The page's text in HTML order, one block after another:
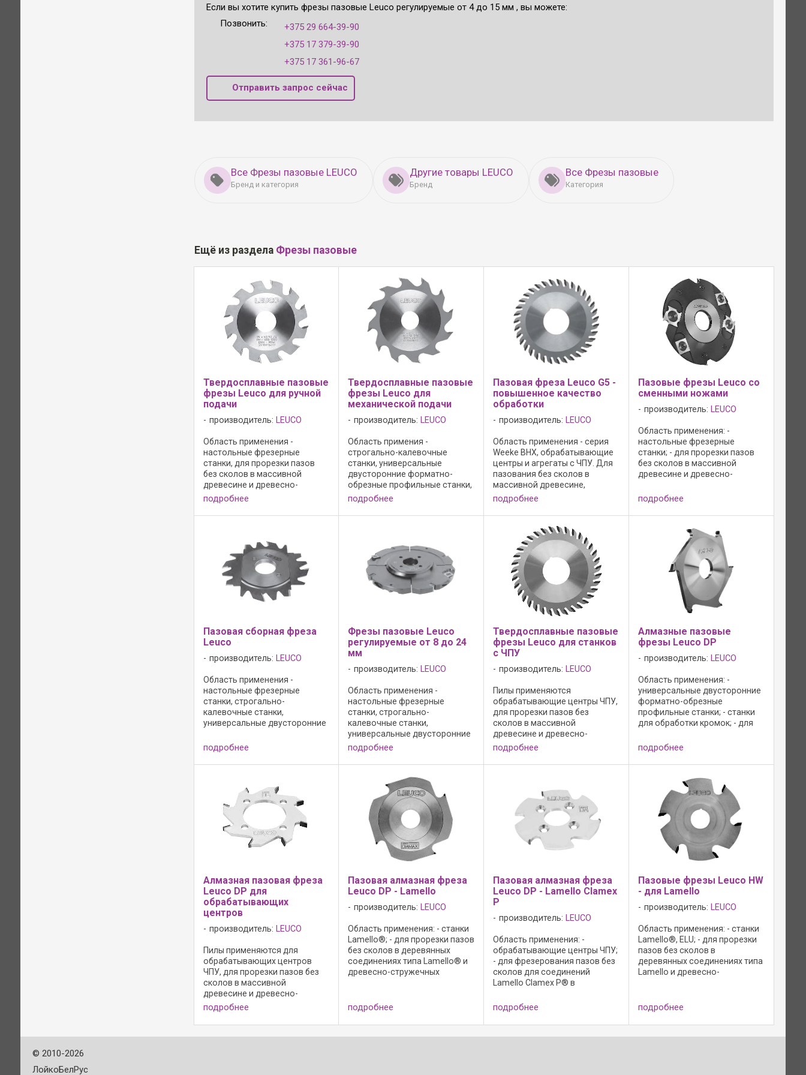
Если вы хотите купить фрезы пазовые Leuco регулируемые от 4 до 15 мм , вы можете:
Позвонить:
+375 29 664-39-90
+375 17 379-39-90
+375 17 361-96-67
Отправить запрос сейчас
Все Фрезы пазовые LEUCO
Бренд и категория
Другие товары LEUCO
Бренд
Все Фрезы пазовые
Категория
Ещё из раздела Фрезы пазовые
Твердосплавные пазовые
фрезы Leuco для ручной
подачи
производитель: LEUCO
Область применения -
настольные фрезерные
станки, для прорезки пазов
без сколов в массивной
древесине и древесно-
стружечных материалах: -
применение в
противовращении вдоль
попутном вращении только с ...
подробнее
Твердосплавные пазовые
фрезы Leuco для
механической подачи
производитель: LEUCO
Область примения -
строгально-калевочные
станки, универсальные
двусторонние форматно-
обрезные профильные станки,
для прорезки пазов без
сколов в массивной
древесине и древесно-
ширины пазов ...
подробнее
Пазовая фреза Leuco G5 -
повышенное качество
обработки
производитель: LEUCO
Область применения - серия
Weeke BHX, обрабатывающие
центры и агрегаты с ЧПУ. Для
пазования без сколов в
массивной древесине,
необлицованном и
шпонированном ДСП и
пластике. Форма зуба: "G5",
режущий материал: HW HL
Board 03 Преимущество: - ...
подробнее
Пазовые фрезы Leuco со
сменными ножами
производитель: LEUCO
Область применения: -
настольные фрезерные
станки; - для прорезки пазов
без сколов в массивной
древесине и древесно-
Режимы работы: - n = 6 500 - 11
000 мин-1; - применение в
противовращении вдоль и
подробнее
Пазовая сборная фреза
Leuco
производитель: LEUCO
Область применения -
настольные фрезерные
станки, строгально-
калевочные станки,
универсальные двусторонние
профильные станки. Для
прорезки пазов без сколов в
массивной древесине и
материалах. Применение
вдоль и ...
подробнее
Фрезы пазовые Leuco
регулируемые от 8 до 24
мм
производитель: LEUCO
Область применения -
настольные фрезерные
станки, строгально-
калевочные станки,
универсальные двусторонние
форматно-обрезные
профильные станки. Для
прорезки пазов без сколов в
массивной древесине и
древесно-стружечных
материалах. - применение в ...
подробнее
Твердосплавные пазовые
фрезы Leuco для станков
с ЧПУ
производитель: LEUCO
Пилы применяются
обрабатывающие центры ЧПУ,
для прорезки пазов без
сколов в массивной
древесине и древесно-
стружечных материалах.
Конструкция фрез: -
положительный передний
дополнительные отверстия с
раззенковкой; - форма ...
подробнее
Алмазные пазовые
фрезы Leuco DP
производитель: LEUCO
Область применения: -
универсальные двусторонние
форматно-обрезные
профильные станки; - станки
для обработки кромок; - для
массивной древесине и
древесно-стружечных
материалах; Исполнение: -
зона заточки 3,5 мм; - форма ...
подробнее
Алмазная пазовая фреза
Leuco DP для
обрабатывающих
центров
производитель: LEUCO
Пилы применяются для
обрабатывающих центров
ЧПУ, для прорезки пазов без
сколов в массивной
древесине и древесно-
стружечных материалах.
Положительный передний
угол, без осевого угла,
дополнительные отверстия с
подробнее
Пазовая алмазная фреза
Leuco DP - Lamello
производитель: LEUCO
Область применения: - станки
Lamello®; - для прорезки пазов
без сколов в деревянных
соединениях типа Lamello® и
древесно-стружечных
форма зуба: ...
подробнее
Пазовая алмазная фреза
Leuco DP - Lamello Clamex
P
производитель: LEUCO
Область применения: -
обрабатывающие центры ЧПУ;
- для фрезерования пазов без
сколов для соединений
Lamello Clamex P® в
древесных плитных
материалах; Исполнение: -
неперетачиваемый; - форма
зуба: ...
подробнее
Пазовые фрезы Leuco HW
- для Lamello
производитель: LEUCO
Область применения: - станки
Lamello®, ELU; - для прорезки
пазов без сколов в
деревянных соединениях типа
Lamello и древесно-
противовращении вдоль и
поперек ...
подробнее
© 2010-2026
ЛойкоБелРус